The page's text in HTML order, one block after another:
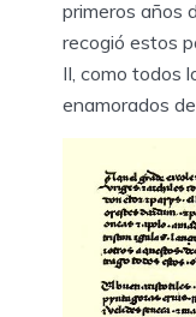
primeros años
recogió estos
II, como todos
enamorados